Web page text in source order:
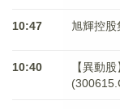
10:47 旭輝控
10:40
【異動